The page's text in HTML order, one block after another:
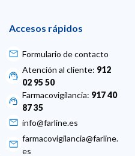
Accesos rápidos
Formulario de contacto
Atención al cliente: 912
02 95 50
Farmacovigilancia: 917 40
87 35
info@farline.es
farmacovigilancia@farline.
es